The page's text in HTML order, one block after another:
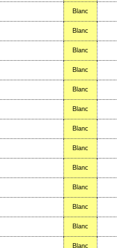
Blanc
Blanc
Blanc
Blanc
Blanc
Blanc
Blanc
Blanc
Blanc
Blanc
Blanc
Blanc
Blanc